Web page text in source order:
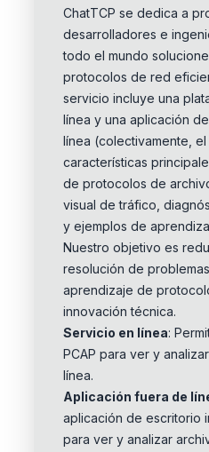
ChatTCP se dedica a
desarrolladores e
todo el mundo
protocolos de red
servicio incluye una
línea y una aplicación
línea (colectivamente,
características
de protocolos de
visual de tráfico,
y ejemplos de
Nuestro objetivo es
resolución de
aprendizaje de
innovación técnica.
Servicio en línea:
PCAP para ver y
línea.
Aplicación fuera de
aplicación de escritorio
para ver y analizar